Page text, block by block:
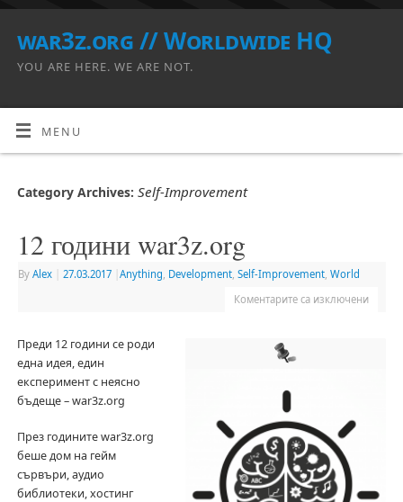
war3z.org // Worldwide HQ
YOU ARE HERE. WE ARE NOT.
MENU
Category Archives: Self-Improvement
12 години war3z.org
By Alex 27.03.2017 Anything Development, Self-Improvement, World
Коментарите са изключени
Преди 12 години се роди
една идея, един
експеримент с неясно
бъдеще – war3z.org
През годините war3z.org
беше дом на гейм
сървъри, аудио
библиотеки, хостинг